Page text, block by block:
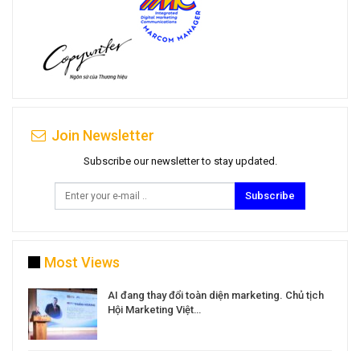
Join Newsletter
Subscribe our newsletter to stay updated.
Subscribe
Most Views
AI đang thay đổi toàn diện marketing. Chủ tịch
Hội Marketing Việt…